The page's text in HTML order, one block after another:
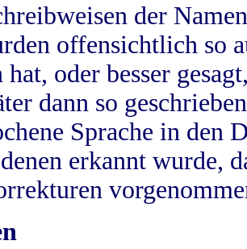
der
offensichtlich so
hat, oder besser
dann so
Sprache in
erkannt wurde,